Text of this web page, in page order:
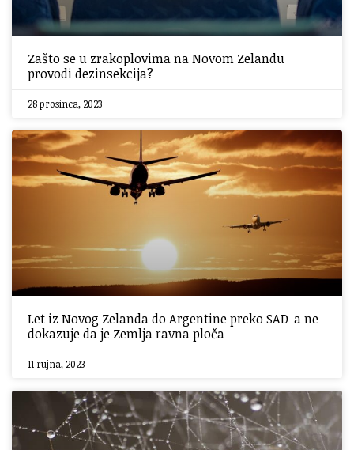
Zašto se u zrakoplovima na Novom Zelandu
provodi dezinsekcija?
28 prosinca, 2023
Let iz Novog Zelanda do Argentine preko SAD-a ne
dokazuje da je Zemlja ravna ploča
11 rujna, 2023